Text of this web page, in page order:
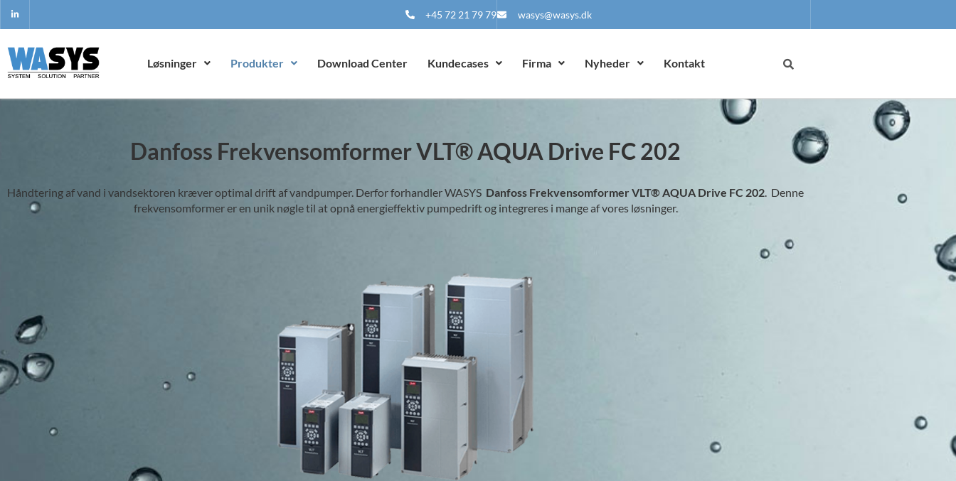
+45 72 21 79 79 wasys@wasys.dk
Løsninger Produkter Download Center Kundecases Firma Nyheder Kontakt
Danfoss Frekvensomformer VLT® AQUA Drive FC 202
Håndtering af vand i vandsektoren kræver optimal drift af vandpumper. Derfor forhandler WASYS Danfoss Frekvensomformer VLT® AQUA Drive FC 202 . Denne
frekvensomformer er en unik nøgle til at opnå energieffektiv pumpedrift og integreres i mange af vores løsninger.